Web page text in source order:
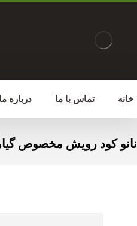
خانه تماس با ما درباره ما
نانو کود رویش مخصوص